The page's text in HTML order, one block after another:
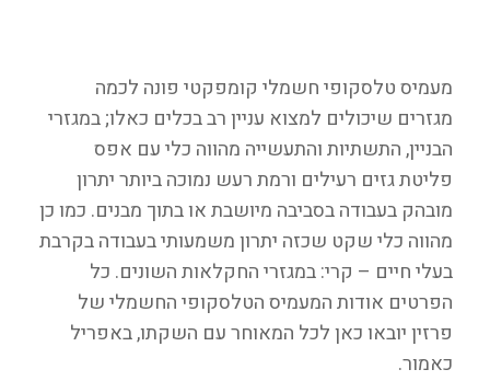
מעמיס טלסקופי חשמלי קומפקטי פונה לכמה
מגזרים שיכולים למצוא עניין רב בכלים כאלו; במגזרי
הבניין, התשתיות והתעשייה מהווה כלי עם אפס
פליטת גזים רעילים ורמת רעש נמוכה ביותר יתרון
מובהק בעבודה בסביבה מיושבת או בתוך מבנים. כמו כן
מהווה כלי שקט שכזה יתרון משמעותי בעבודה בקרבת
בעלי חיים – קרי: במגזרי החקלאות השונים. כל
הפרטים אודות המעמיס הטלסקופי החשמלי של
פרזין יובאו כאן לכל המאוחר עם השקתו, באפריל
כאמור.